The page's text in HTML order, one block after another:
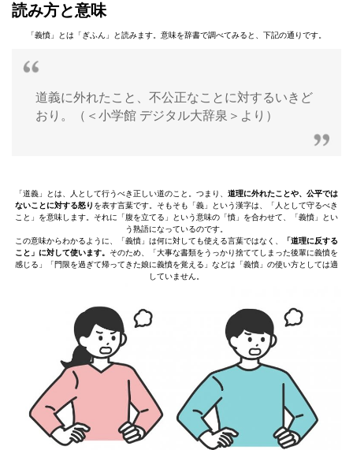
読み⽅と意味
「義憤」とは「ぎふん」と読みます。意味を辞書で調べてみると、下記の通りです。
道義に外れたこと、不公正なことに対するいきど
おり。（＜小学館 デジタル大辞泉＞より）
「道義」とは、人として行うべき正しい道のこと。つまり、 道理に外れたことや、公平では
ないことに対する怒り を表す言葉です。そもそも「義」という漢字は、「人として守るべき
こと」を意味します。それに「腹を立てる」という意味の「憤」を合わせて、「義憤」とい
う熟語になっているのです。
この意味からわかるように、「義憤」は何に対しても使える言葉ではなく、
「道理に反する
こと」に対して使います。 そのため、「大事な書類をうっかり捨ててしまった後輩に義憤を
感じる」「門限を過ぎて帰ってきた娘に義憤を覚える」などは「義憤」の使い方としては適
していません。